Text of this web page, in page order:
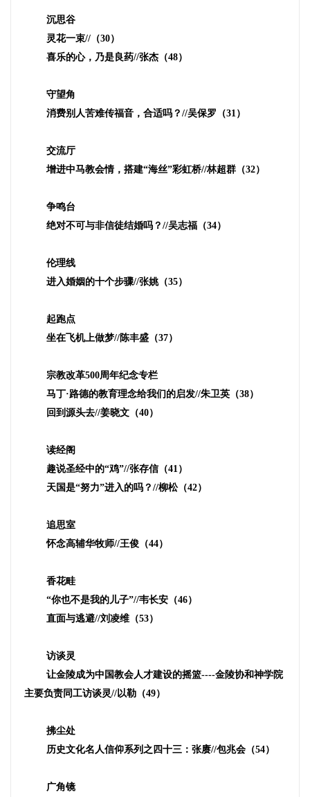
沉思谷
灵花一束//（30）
喜乐的心，乃是良药//张杰（48）
守望角
消费别人苦难传福音，合适吗？ //吴保罗（31）
交流厅
增进中马教会情，搭建“海丝”彩虹桥//林超群（32）
争鸣台
绝对不可与非信徒结婚吗？ //吴志福（34）
伦理线
进入婚姻的十个步骤//张姚（35）
起跑点
坐在飞机上做梦//陈丰盛（37）
宗教改革500周年纪念专栏
马丁·路德的教育理念给我们的启发//朱卫英（38）
回到源头去//姜晓文（40）
读经阁
趣说圣经中的“鸡”//张存信（41）
天国是“努力”进入的吗？ //柳松（42）
追思室
怀念高辅华牧师//王俊（44）
香花畦
“你也不是我的儿子”//韦长安（46）
直面与逃避//刘凌维（53）
访谈灵
让金陵成为中国教会人才建设的摇篮----金陵协和神学院
主要负责同工访谈灵//以勒（49）
拂尘处
历史文化名人信仰系列之四十三：张赓//包兆会（54）
广角镜